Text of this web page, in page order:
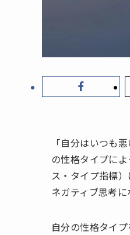
「自分はいつも
の性格タイプに
ス・タイプ指標
ネガティブ思考
自分の性格タイ